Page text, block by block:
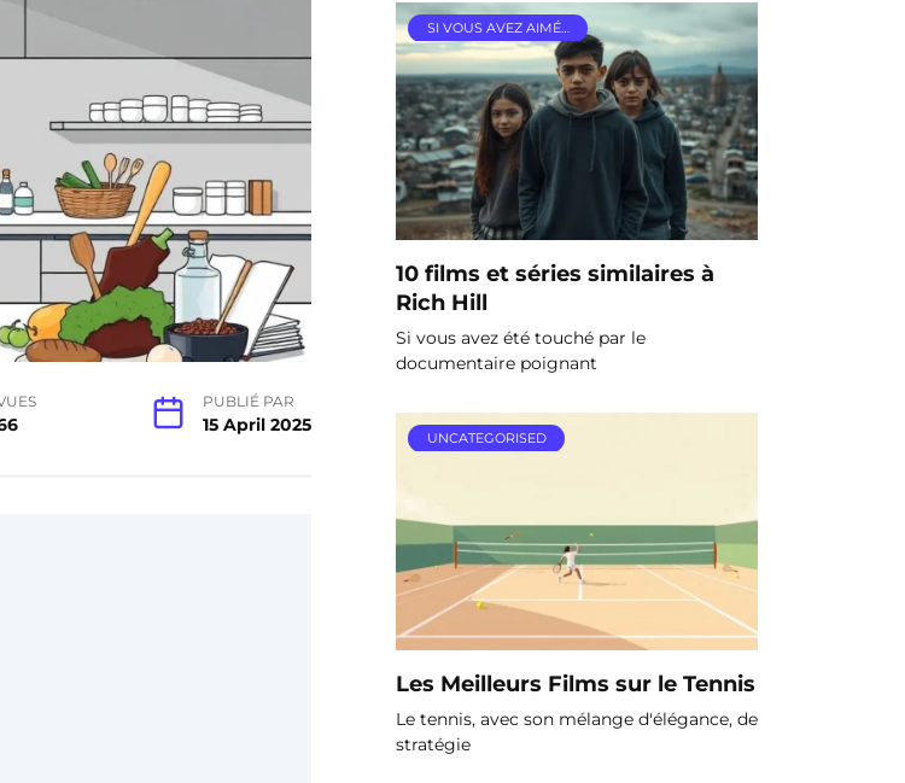
PUBLIÉ PAR
15 April 2025
SI VOUS AVEZ AIMÉ…
10 films et séries similaires à
Rich Hill
Si vous avez été touché par le
documentaire poignant
UNCATEGORISED
Les Meilleurs Films sur le Tennis
Le tennis, avec son mélange d'élégance, de
stratégie